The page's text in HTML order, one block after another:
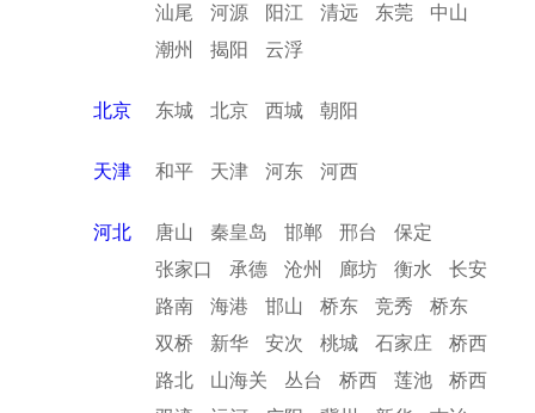
汕尾
河源 阳江 清远 东莞
中山
潮州
揭阳 云浮
北京 东城 北京 西城 朝阳
天津 和平 天津 河东 河西
河北 唐山 秦皇岛 邯郸 邢台
保定
张家口
承德 沧州 廊坊 衡水
长安
路南
海港 邯山 桥东 竞秀
桥东
双桥
新华 安次 桃城 石家庄
桥西
路北
山海关 丛台 桥西 莲池
桥西